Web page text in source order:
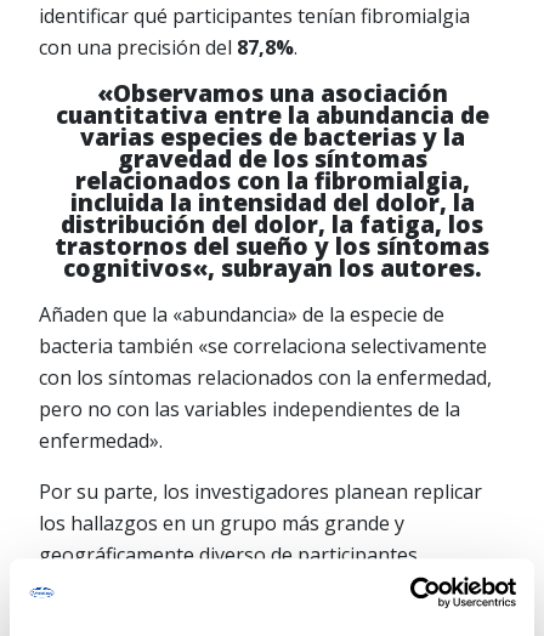
identificar qué participantes tenían fibromialgia
con una precisión del 87,8%.
«Observamos una asociación
cuantitativa entre la abundancia de
varias especies de bacteriasy la
gravedad de los síntomas
relacionados con la fibromialgia,
incluida la intensidad del dolor, la
distribución del dolor, la fatiga,los
trastornos del sueño y los síntomas
cognitivos«, subrayan los autores.
Añaden que la «abundancia» de la especie de
bacteria también «se correlaciona selectivamente
con los síntomas relacionados con la enfermedad,
pero no con las variables independientes de la
enfermedad».
Por su parte, los investigadores planean replicar
los hallazgos en un grupo más grande y
geográficamente diverso de participantes.
También desean llevar a cabo estudios en